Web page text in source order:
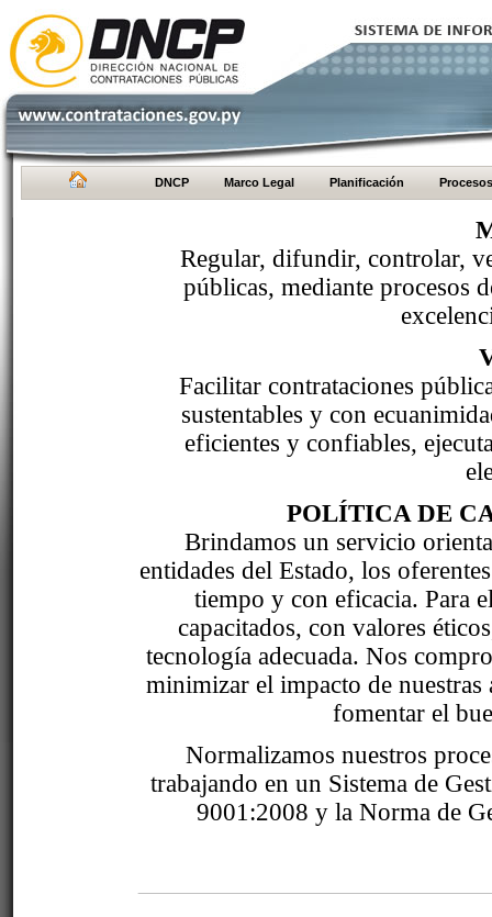
DNCP Marco Legal Planificación Procesos
Regular, difundir, controlar,
públicas, mediante procesos
Facilitar contrataciones
sustentables y con
eficientes y confiables,
POLÍTICA DE
Brindamos un servicio
entidades del Estado, los
tiempo y con eficacia. Para
capacitados, con valores
tecnología adecuada. Nos
minimizar el impacto de
fomentar el
Normalizamos nuestros
trabajando en un Sistema de
9001:2008 y la Norma de